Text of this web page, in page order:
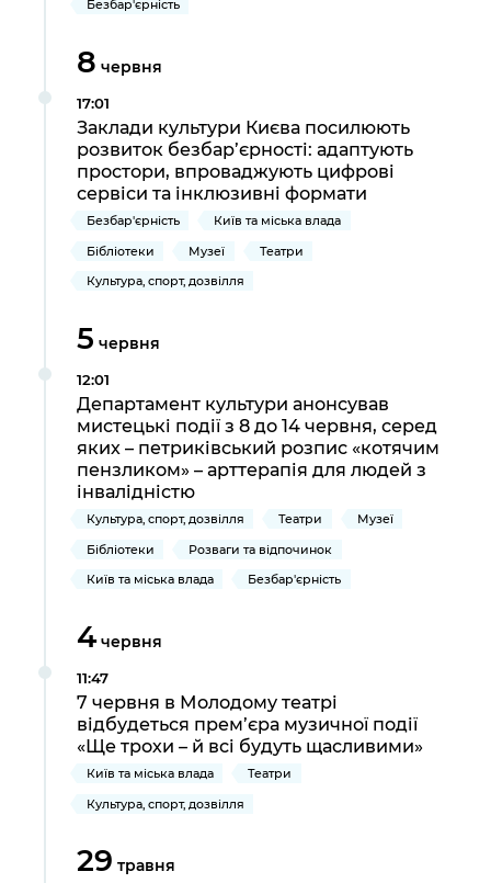
Безбар'єрність
8 червня
17:01
Заклади культури Києва посилюють
розвиток безбар’єрності: адаптують
простори, впроваджують цифрові
сервіси та інклюзивні формати
Безбар'єрність
Київ та міська влада
Бібліотеки
Музеї
Театри
Культура, спорт, дозвілля
5 червня
12:01
Департамент культури анонсував
мистецькі події з 8 до 14 червня, серед
яких – петриківський розпис «котячим
пензликом» – арттерапія для людей з
інвалідністю
Культура, спорт, дозвілля Театри
Музеї
Бібліотеки
Розваги та відпочинок
Київ та міська влада
Безбар'єрність
4 червня
11:47
7 червня в Молодому театрі
відбудеться прем’єра музичної події
«Ще трохи – й всі будуть щасливими»
Київ та міська влада
Театри
Культура, спорт, дозвілля
29 травня